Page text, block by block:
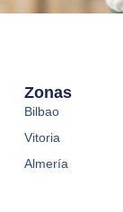
Zonas
Bilbao
Vitoria
Almería